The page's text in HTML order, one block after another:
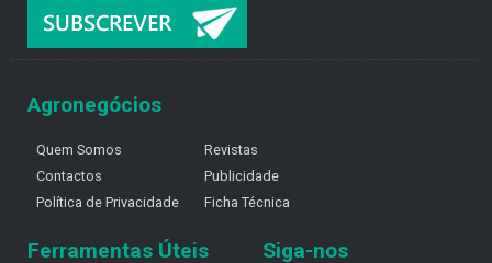
Agronegócios
Quem Somos
Contactos
Política de Privacidade
Revistas
Publicidade
Ficha Técnica
Ferramentas Úteis Siga-nos